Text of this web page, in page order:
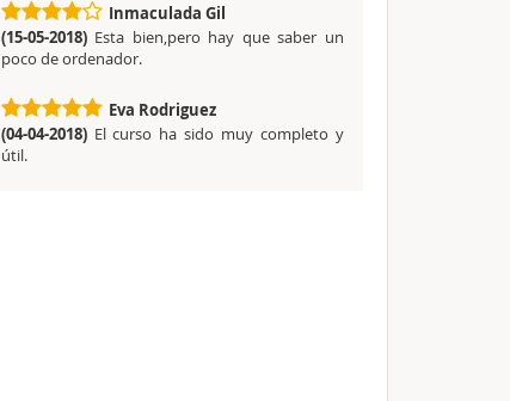
Inmaculada Gil
(15-05-2018) Esta bien,pero hay que saber un
poco de ordenador.
Eva Rodriguez
(04-04-2018) El curso ha sido muy completo y
útil.